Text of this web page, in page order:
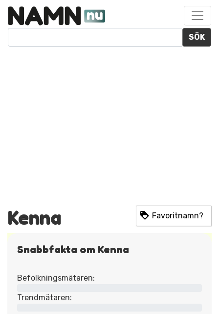
SÖK
Kenna Favoritnamn?
Snabbfakta om Kenna
Befolkningsmätaren:
Trendmätaren: